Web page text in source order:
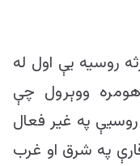
روسیه یې اول له
ووېرول چې
په غیر فعال
په شرق او غرب